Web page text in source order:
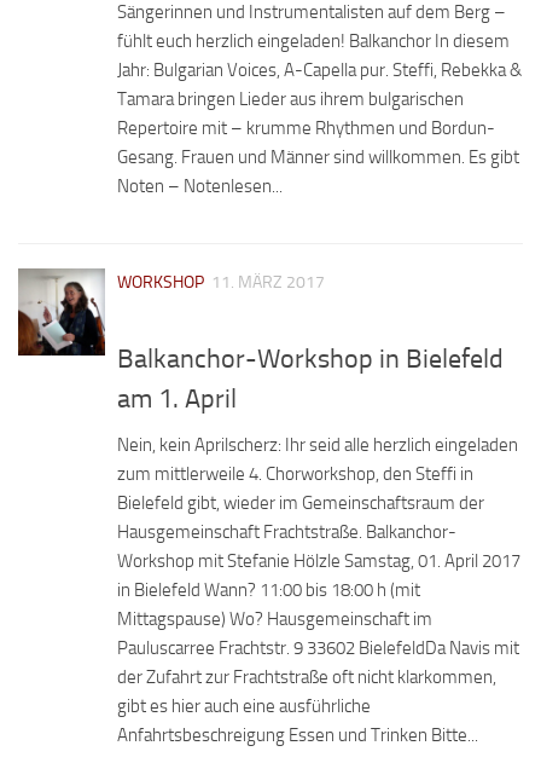
Sängerinnen und Instrumentalisten auf dem Berg –
fühlt euch herzlich eingeladen! Balkanchor In diesem
Jahr: Bulgarian Voices, A-Capella pur. Steffi, Rebekka &
Tamara bringen Lieder aus ihrem bulgarischen
Repertoire mit – krumme Rhythmen und Bordun-
Gesang. Frauen und Männer sind willkommen. Es gibt
Noten – Notenlesen...
WORKSHOP 11. MÄRZ 2017
Balkanchor-Workshop in Bielefeld
am 1. April
Nein, kein Aprilscherz: Ihr seid alle herzlich eingeladen
zum mittlerweile 4. Chorworkshop, den Steffi in
Bielefeld gibt, wieder im Gemeinschaftsraum der
Hausgemeinschaft Frachtstraße. Balkanchor-
Workshop mit Stefanie Hölzle Samstag, 01. April 2017
in Bielefeld Wann? 11:00 bis 18:00 h (mit
Mittagspause) Wo? Hausgemeinschaft im
Pauluscarree Frachtstr. 9 33602 BielefeldDa Navis mit
der Zufahrt zur Frachtstraße oft nicht klarkommen,
gibt es hier auch eine ausführliche
Anfahrtsbeschreigung Essen und Trinken Bitte...